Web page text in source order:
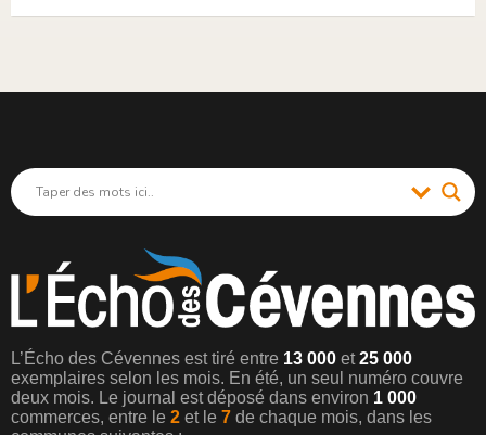
L’Écho des Cévennes est tiré entre 13 000 et25 000
exemplaires selon les mois. En été, un seul numéro couvre
deux mois. Le journal est déposé dans environ 1 000
commerces, entre le 2 et le 7 de chaque mois, dans les